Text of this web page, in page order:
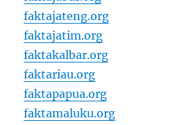
faktajateng.org
faktajatim.org
faktakalbar.org
faktariau.org
faktapapua.org
faktamaluku.org